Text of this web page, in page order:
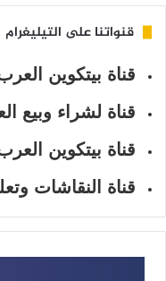
قنواتنا على التيليغرام
قناة بيتكوين
قناة لشراء وبيع
قناة بيتكوين
قناة النقاشات